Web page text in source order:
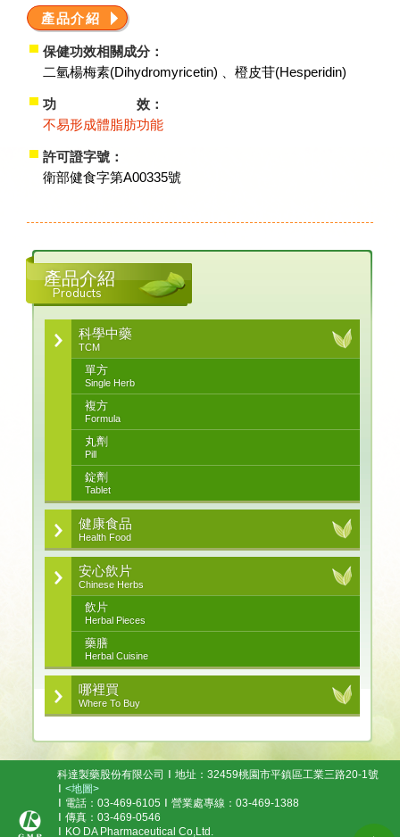
產品介紹
保健功效相關成分：
二氫楊梅素(Dihydromyricetin) 、橙皮苷(Hesperidin)
功 效：
不易形成體脂肪功能
許可證字號：
衛部健食字第A00335號
產品介紹
Products
科學中藥
TCM
單方
Single Herb
複方
Formula
丸劑
Pill
錠劑
Tablet
健康食品
Health Food
安心飲片
Chinese Herbs
飲片
Herbal Pieces
藥膳
Herbal Cuisine
哪裡買
Where To Buy
科達製藥股份有限公司
地址：32459桃園市平鎮區工業三路20-1號
<地圖>
電話：03-469-6105
營業處專線：03-469-1388
傳真：03-469-0546
KO DA Pharmaceutical Co,Ltd.